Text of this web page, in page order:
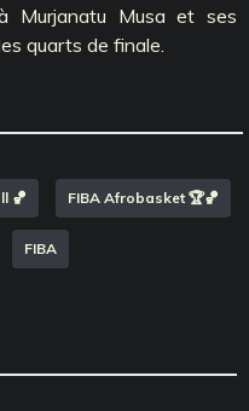
Musa et ses
quarts de finale.
🏀 FIBA Afrobasket 🏆🏀
FIBA